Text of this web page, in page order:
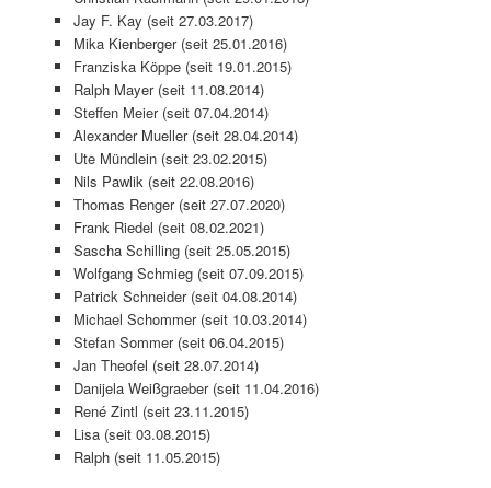
Jay F. Kay (seit 27.03.2017)
Mika Kienberger (seit 25.01.2016)
Franziska Köppe (seit 19.01.2015)
Ralph Mayer (seit 11.08.2014)
Steffen Meier (seit 07.04.2014)
Alexander Mueller (seit 28.04.2014)
Ute Mündlein (seit 23.02.2015)
Nils Pawlik (seit 22.08.2016)
Thomas Renger (seit 27.07.2020)
Frank Riedel (seit 08.02.2021)
Sascha Schilling (seit 25.05.2015)
Wolfgang Schmieg (seit 07.09.2015)
Patrick Schneider (seit 04.08.2014)
Michael Schommer (seit 10.03.2014)
Stefan Sommer (seit 06.04.2015)
Jan Theofel (seit 28.07.2014)
Danijela Weißgraeber (seit 11.04.2016)
René Zintl (seit 23.11.2015)
Lisa (seit 03.08.2015)
Ralph (seit 11.05.2015)